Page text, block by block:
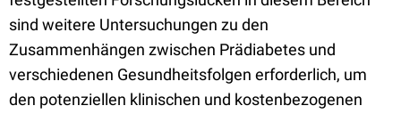
sind weitere Untersuchungen zu den
Zusammenhängen zwischen Prädiabetes und
verschiedenen Gesundheitsfolgen erforderlich, um
den potenziellen klinischen und kostenbezogenen